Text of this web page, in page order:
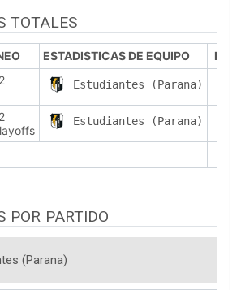
TOTALES
ESTADISTICAS DE EQUIPO
PJ
Estudiantes (Parana)
Estudiantes (Parana)
POR PARTIDO
(Parana)